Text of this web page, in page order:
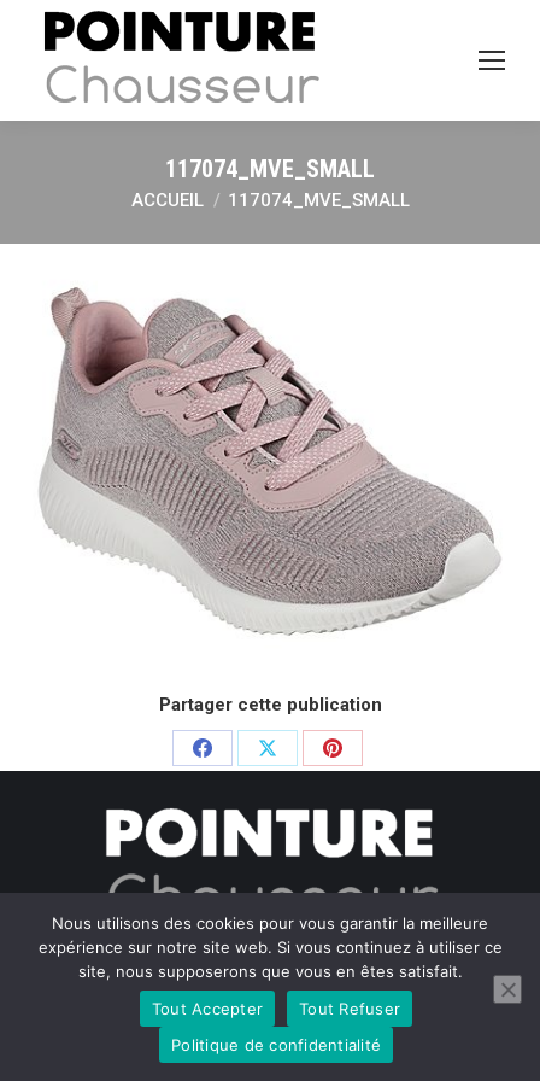
117074_MVE_SMALL
Vous êtes ici :
ACCUEIL 117074_MVE_SMALL
Partager cette publication
Partager
Facebook
PartagerPartager
Pinterest
© Pointure Chausseurs - 2020. Dream-Theme — truly premium
WordPress themes
Menu BAS
Nous utilisons des cookies pour vous garantir la meilleure
expérience sur notre site web. Si vous continuez à utiliser ce
site, nous supposerons que vous en êtes satisfait.
Tout Accepter
Tout Refuser
Politique de confidentialité